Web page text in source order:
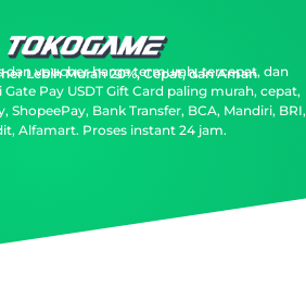
Lebih Murah 20%, Cepat, dan Aman
dan voucher harga termurah, tercepat, dan
Gate Pay USDT Gift Card paling murah, cepat,
ShopeePay, Bank Transfer, BCA, Mandiri, BRI,
Alfamart. Proses instant 24 jam.